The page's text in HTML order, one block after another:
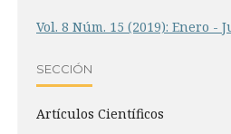
Vol. 8 Núm. 15 (2019): Enero -
SECCIÓN
Artículos Científicos